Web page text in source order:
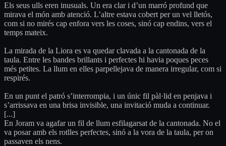
Els seus ulls eren inusuals. Un era clar i d’un marró profund que
mirava el món amb atenció. L’altre estava cobert per un vel lletós,
com si no mirés cap enfora vers les coses, sinó cap endins, vers el
temps mateix.
La mirada de la Liora es va quedar clavada a la cantonada de la
taula. Entre les bandes brillants i perfectes hi havia poques peces
més petites. La llum en elles parpellejava de manera irregular, com si
respirés.
En un punt el patró s’interrompia, i un únic fil pàl·lid en penjava i
s’arrissava en una brisa invisible, una invitació muda a continuar.
[...]
En Joram va agafar un fil de llum esfilagarsat de la cantonada. No el
va posar amb els rotlles perfectes, sinó a la vora de la taula, per on
passaven els nens.